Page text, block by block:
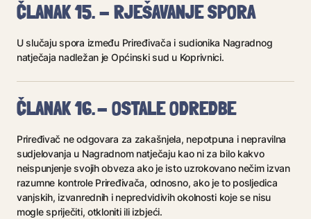
ČLANAK 15. - RJEŠAVANJE SPORA
U slučaju spora između Priređivača i sudionika Nagradnog
natječaja nadležan je Općinski sud u Koprivnici.
ČLANAK 16. - OSTALE ODREDBE
Priređivač ne odgovara za zakašnjela, nepotpuna i nepravilna
sudjelovanja u Nagradnom natječaju kao ni za bilo kakvo
neispunjenje svojih obveza ako je isto uzrokovano nečim izvan
razumne kontrole Priređivača, odnosno, ako je to posljedica
vanjskih, izvanrednih i nepredvidivih okolnosti koje se nisu
mogle spriječiti, otkloniti ili izbjeći.